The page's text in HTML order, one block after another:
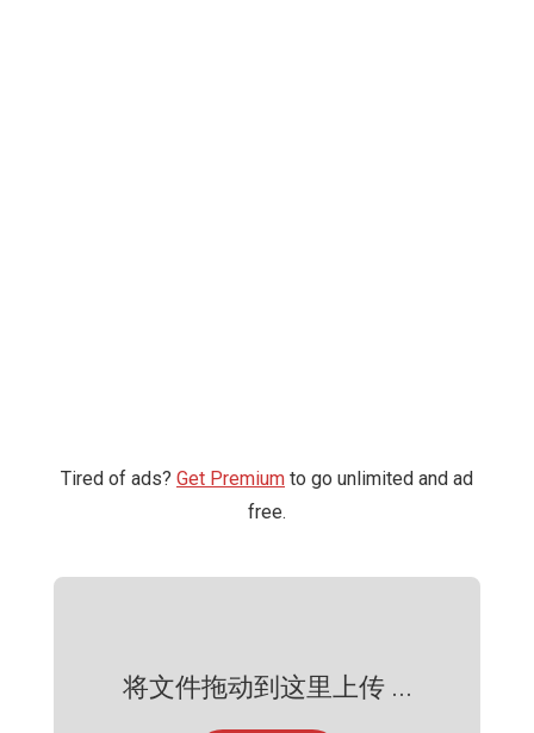
Tired of ads? Get Premium to go unlimited and ad
free.
将文件拖动到这里上传 ...